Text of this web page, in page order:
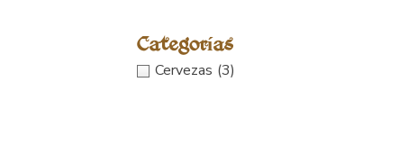
Categorías
Cervezas (3)